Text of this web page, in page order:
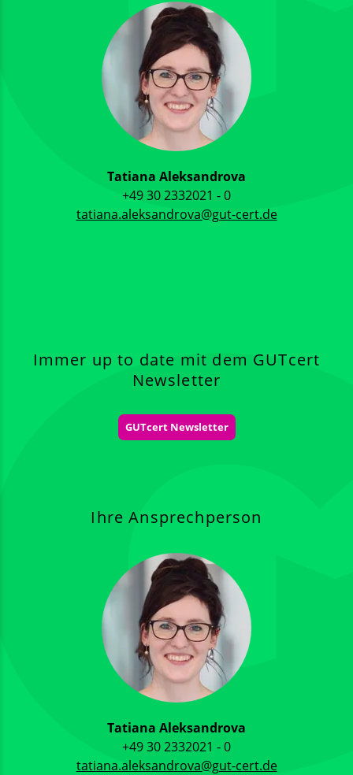
Tatiana Aleksandrova
+49 30 2332021 - 0
tatiana.aleksandrova@gut-cert.de
Immer up to date mit dem GUTcert
Newsletter
GUTcert Newsletter
Ihre Ansprechperson
Tatiana Aleksandrova
+49 30 2332021 - 0
tatiana.aleksandrova@gut-cert.de